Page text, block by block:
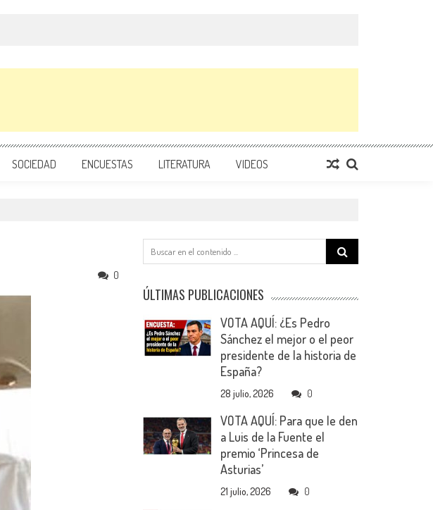
SOCIEDAD ENCUESTAS LITERATURA VIDEOS
0
Search
for:
ÚLTIMAS PUBLICACIONES
VOTA AQUÍ: ¿Es Pedro
Sánchez el mejor o el peor
presidente de la historia de
España?
28 julio, 2026 0
VOTA AQUÍ: Para que le den
a Luis de la Fuente el
premio ‘Princesa de
Asturias’
21 julio, 2026 0